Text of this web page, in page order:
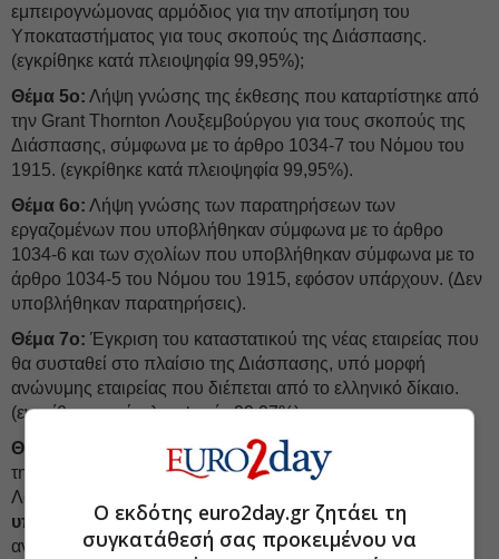
εμπειρογνώμονας αρμόδιος για την αποτίμηση του
Υποκαταστήματος για τους σκοπούς της Διάσπασης.
(εγκρίθηκε κατά πλειοψηφία 99,95%);
Θέμα 5ο: Λήψη γνώσης της έκθεσης που καταρτίστηκε από
την Grant Thornton Λουξεμβούργου για τους σκοπούς της
Διάσπασης, σύμφωνα με το άρθρο 1034-7 του Νόμου του
1915. (εγκρίθηκε κατά πλειοψηφία 99,95%).
Θέμα 6ο: Λήψη γνώσης των παρατηρήσεων των
εργαζομένων που υποβλήθηκαν σύμφωνα με το άρθρο
1034-6 και των σχολίων που υποβλήθηκαν σύμφωνα με το
άρθρο 1034-5 του Νόμου του 1915, εφόσον υπάρχουν. (Δεν
υποβλήθηκαν παρατηρήσεις).
Θέμα 7ο: Έγκριση του καταστατικού της νέας εταιρείας που
θα συσταθεί στο πλαίσιο της Διάσπασης, υπό μορφή
ανώνυμης εταιρείας που διέπεται από το ελληνικό δίκαιο.
(εγκρίθηκε κατά πλειοψηφία 99,97%).
Θέμα 8ο:
Έγκριση της μεταφοράς της καταστατικής έδρας
της Εταιρείας από το Λουξεμβούργο, Μεγάλο Δουκάτο του
Λουξεμβούργου,
υπαγωγής της Εταιρείας στο ελβετικό δίκαιο ως
ανώνυμης εταιρείας κατά τα άρθρα 620 επ. του Ελβετικού
Ο εκδότης euro2day.gr ζητάει τη
συγκατάθεσή σας προκειμένου να